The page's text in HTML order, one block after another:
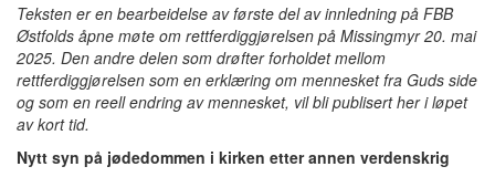
Teksten er en bearbeidelse av første del av innledning på FBB
Østfolds åpne møte om rettferdiggjørelsen på Missingmyr 20. mai
2025. Den andre delen som drøfter forholdet mellom
rettferdiggjørelsen som en erklæring om mennesket fra Guds side
og som en reell endring av mennesket, vil bli publisert her i løpet
av kort tid.
Nytt syn på jødedommen i kirken etter annen verdenskrig